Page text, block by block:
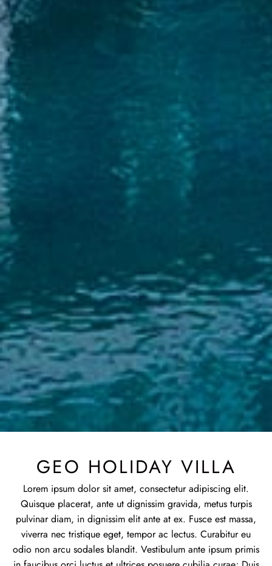
GEO HOLIDAY VILLA
Lorem ipsum dolor sit amet, consectetur adipiscing elit.
Quisque placerat, ante ut dignissim gravida, metus turpis
pulvinar diam, in dignissim elit ante at ex. Fusce est massa,
viverra nec tristique eget, tempor ac lectus. Curabitur eu
odio non arcu sodales blandit. Vestibulum ante ipsum primis